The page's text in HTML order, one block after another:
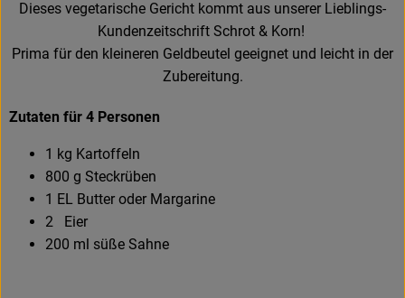
Dieses vegetarische Gericht kommt aus unserer Lieblings-
Kundenzeitschrift Schrot & Korn!
Prima für den kleineren Geldbeutel geeignet und leicht in der
Zubereitung.
Zutaten für 4 Personen
1 kg Kartoffeln
800 g Steckrüben
1 EL Butter oder Margarine
2 Eier
200 ml süße Sahne